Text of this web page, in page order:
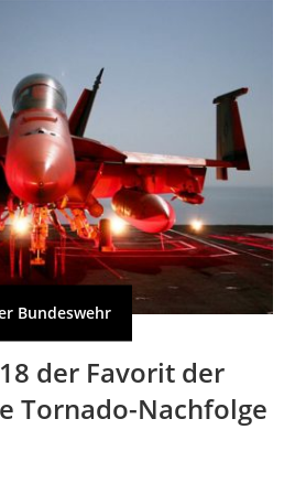
Bundeswehr
der Favorit der
Tornado-Nachfolge